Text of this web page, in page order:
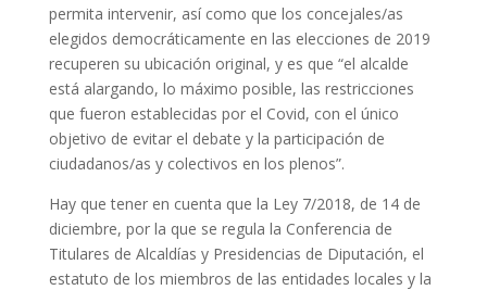
permita intervenir, así como que los concejales/as
elegidos democráticamente en las elecciones de 2019
recuperen su ubicación original, y es que “el alcalde
está alargando, lo máximo posible, las restricciones
que fueron establecidas por el Covid, con el único
objetivo de evitar el debate y la participación de
ciudadanos/as y colectivos en los plenos”.
Hay que tener en cuenta que la Ley 7/2018, de 14 de
diciembre, por la que se regula la Conferencia de
Titulares de Alcaldías y Presidencias de Diputación, el
estatuto de los miembros de las entidades locales y la